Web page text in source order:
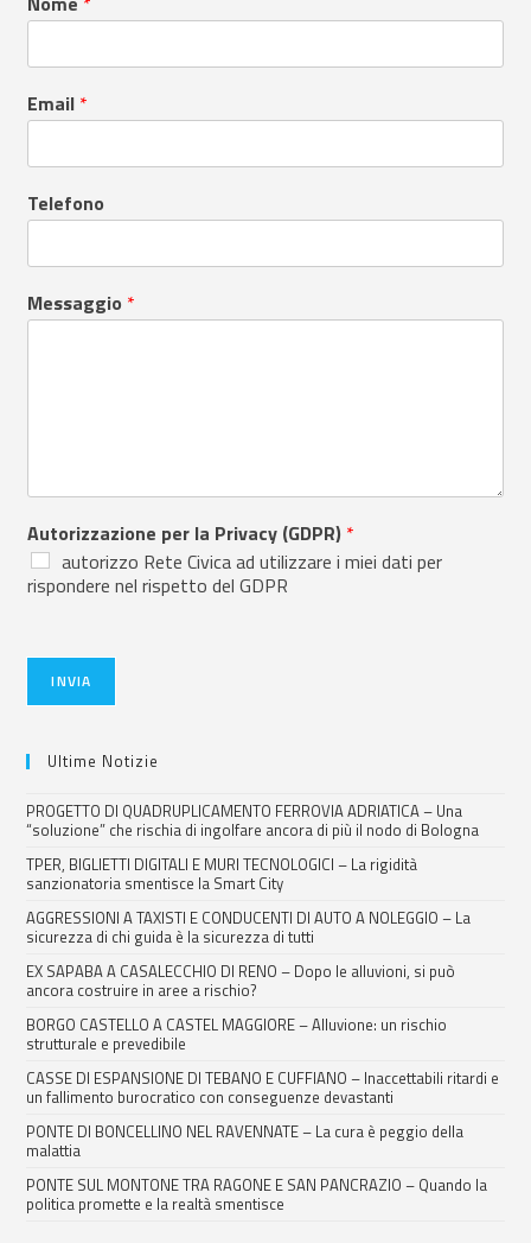
Email *
Telefono
Messaggio *
Autorizzazione per la Privacy (GDPR) *
autorizzo Rete Civica ad utilizzare i miei dati per
rispondere nel rispetto del GDPR
INVIA
Ultime Notizie
PROGETTO DI QUADRUPLICAMENTO FERROVIA ADRIATICA – Una
“soluzione” che rischia di ingolfare ancora di più il nodo di Bologna
TPER, BIGLIETTI DIGITALI E MURI TECNOLOGICI – La rigidità
sanzionatoria smentisce la Smart City
AGGRESSIONI A TAXISTI E CONDUCENTI DI AUTO A NOLEGGIO – La
sicurezza di chi guida è la sicurezza di tutti
EX SAPABA A CASALECCHIO DI RENO – Dopo le alluvioni, si può
ancora costruire in aree a rischio?
BORGO CASTELLO A CASTEL MAGGIORE – Alluvione: un rischio
strutturale e prevedibile
CASSE DI ESPANSIONE DI TEBANO E CUFFIANO – Inaccettabili ritardi e
un fallimento burocratico con conseguenze devastanti
PONTE DI BONCELLINO NEL RAVENNATE – La cura è peggio della
malattia
PONTE SUL MONTONE TRA RAGONE E SAN PANCRAZIO – Quando la
politica promette e la realtà smentisce